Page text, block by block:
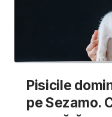
Pisicile
pe Sezamo.